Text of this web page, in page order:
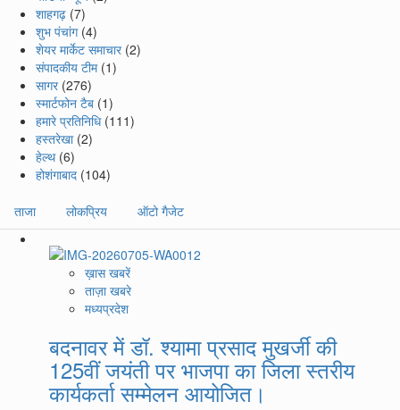
शाहगढ़ (7)
शुभ पंचांग(4)
शेयर मार्केट समाचार(2)
संपादकीय टीम(1)
सागर(276)
स्मार्टफोन टैब (1)
हमारे प्रतिनिधि(111)
हस्तरेखा(2)
हेल्थ(6)
होशंगाबाद (104)
ताजा लोकप्रिय ऑटो गैजेट
ख़ास खबरें
ताज़ा खबरे
मध्यप्रदेश
बदनावर में डॉ. श्यामा प्रसाद मुखर्जी की
125वीं जयंती पर भाजपा का जिला स्तरीय
कार्यकर्ता सम्मेलन आयोजित।